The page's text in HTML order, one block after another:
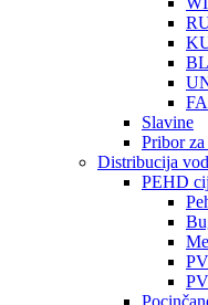
Slavine
Pribor
Distribucija
PEHD